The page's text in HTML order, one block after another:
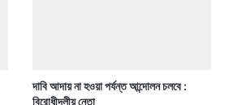
দাবি আদায় না হওয়া পর্যন্ত আন্দোলন চলবে :
বিরোধীদলীয় নেতা